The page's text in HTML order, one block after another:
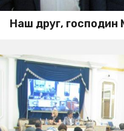
Наш друг, господин